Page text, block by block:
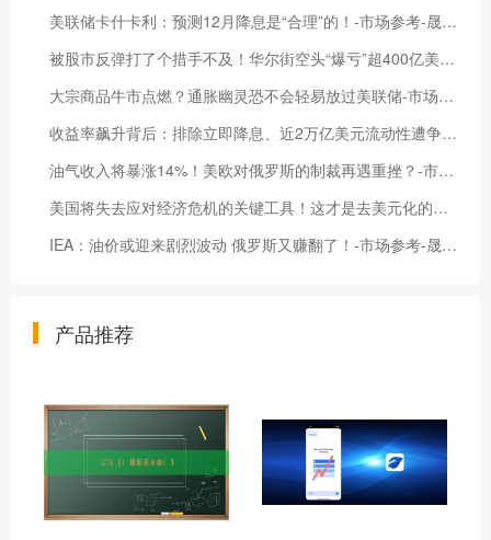
美联储卡什卡利：预测12月降息是“合理”的！-市场参考-晟峰数据
被股市反弹打了个措手不及！华尔街空头“爆亏”超400亿美元-市场参考-晟峰科技数据
大宗商品牛市点燃？通胀幽灵恐不会轻易放过美联储-市场参考-晟峰科技数据
收益率飙升背后：排除立即降息、近2万亿美元流动性遭争夺！-市场参考-晟峰科技数据
油气收入将暴涨14%！美欧对俄罗斯的制裁再遇重挫？-市场参考-晟峰科技数据
美国将失去应对经济危机的关键工具！这才是去美元化的真正风险？-市场参考-晟峰科技数据
IEA：油价或迎来剧烈波动 俄罗斯又赚翻了！-市场参考-晟峰科技数据
产品推荐